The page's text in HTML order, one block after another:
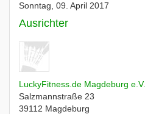
Sonntag, 09. April 2017
Ausrichter
LuckyFitness.de Magdeburg e.V.
Salzmannstraße 23
39112 Magdeburg